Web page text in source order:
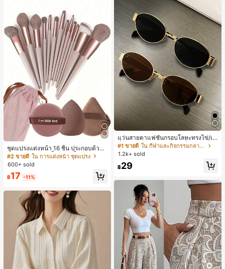
ชุดแปรงแต่งหน้า 16 ชิ้น ประกอบด้วยแ
ปรงแต่งหน้า 13 ชิ้น, ฟองน้ำแต่งหน้ารู
ปหยดน้ำ 1 ชิ้น, แปรงแป้งรองพื้นกลม 1
ชิ้น และฟองน้ำแต่งหน้ารูปสามเหลี่ยม
1 ชิ้น - ชุดคลาสสิก ทำจากขนสังเคราะ
ห์นุ่มและเป็นมิตรต่อผิว เหมาะสำหรับผู้
หญิงและเด็กผู้หญิง เหมาะสำหรับฤดูใบ
ไม้ร่วงและฤดูหนาว
#2 ขายดี ใน การแต่งหน้า ชุดแปรง
600+ sold
฿17 -11%
แว่นสายตาแฟชั่นกรอบโลหะทรงไข่/เห
ลี่ยมสำหรับผู้หญิง (กรอบครึ่ง), เหมาะ
สำหรับใส่ในชีวิตประจำวันและกิจกรรม
#1 ขายดี
ใน กีฬาและกิจกรรมกลางแจ้ง
1.2k+ sold
฿29